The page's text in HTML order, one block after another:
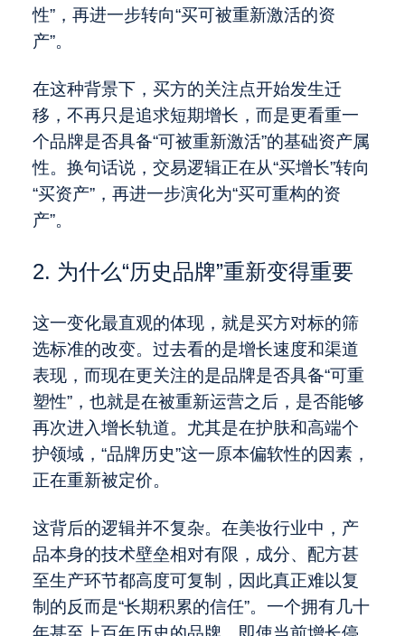
性”，再进一步转向“买可被重新激活的资
产”。
在这种背景下，买方的关注点开始发生迁
移，不再只是追求短期增长，而是更看重一
个品牌是否具备“可被重新激活”的基础资产属
性。换句话说，交易逻辑正在从“买增长”转向
“买资产”，再进一步演化为“买可重构的资
产”。
2. 为什么“历史品牌”重新变得重要
这一变化最直观的体现，就是买方对标的筛
选标准的改变。过去看的是增长速度和渠道
表现，而现在更关注的是品牌是否具备“可重
塑性”，也就是在被重新运营之后，是否能够
再次进入增长轨道。尤其是在护肤和高端个
护领域，“品牌历史”这一原本偏软性的因素，
正在重新被定价。
这背后的逻辑并不复杂。在美妆行业中，产
品本身的技术壁垒相对有限，成分、配方甚
至生产环节都高度可复制，因此真正难以复
制的反而是“长期积累的信任”。一个拥有几十